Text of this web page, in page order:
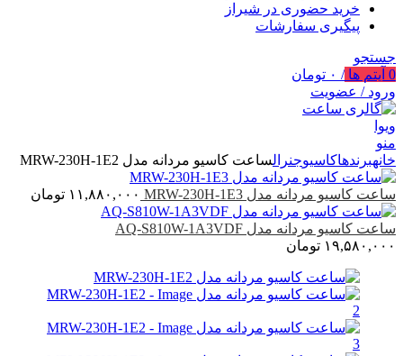
خرید حضوری در شیراز
پیگیری سفارشات
جستجو
0 آیتم ها / ۰ تومان
ورود / عضویت
منو
خانهبرندهاکاسیوجنرالساعت کاسیو مردانه مدل MRW-230H-1E2
ساعت کاسیو مردانه مدل MRW-230H-1E3 ۱۱,۸۸۰,۰۰۰ تومان
ساعت کاسیو مردانه مدل AQ-S810W-1A3VDF
۱۹,۵۸۰,۰۰۰ تومان